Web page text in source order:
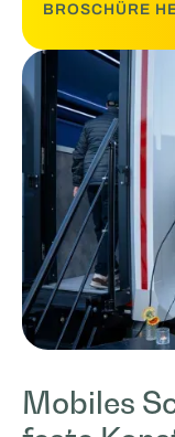
BROSCHÜRE
Mobiles